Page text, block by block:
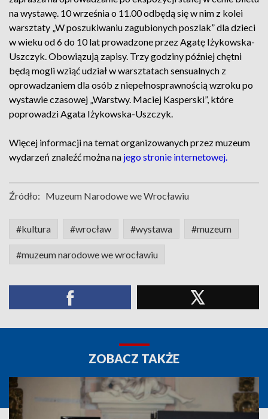
na wystawę. 10 września o 11.00 odbędą się w nim z kolei
warsztaty „W poszukiwaniu zagubionych poszlak” dla dzieci
w wieku od 6 do 10 lat prowadzone przez Agatę Iżykowska-
Uszczyk. Obowiązują zapisy. Trzy godziny później chętni
będą mogli wziąć udział w warsztatach sensualnych z
oprowadzaniem dla osób z niepełnosprawnością wzroku po
wystawie czasowej „Warstwy. Maciej Kasperski”, które
poprowadzi Agata Iżykowska-Uszczyk.
Więcej informacji na temat organizowanych przez muzeum
wydarzeń znaleźć można na jego stronie internetowej.
Źródło: Muzeum Narodowe we Wrocławiu
#kultura #wrocław #wystawa #muzeum
#muzeum narodowe we wrocławiu
ZOBACZ TAKŻE